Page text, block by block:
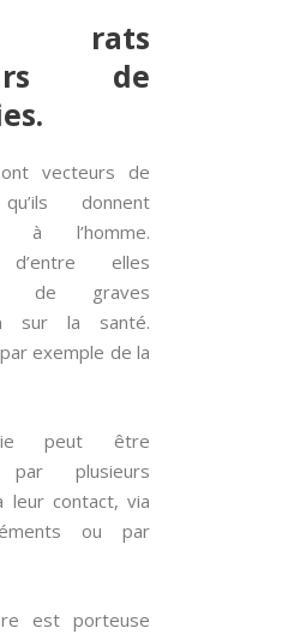
rats
de
vecteurs de
donnent
à l’homme.
d’entre elles
de graves
sur la santé.
exemple de la
peut être
par plusieurs
leur contact, via
ou par
est porteuse